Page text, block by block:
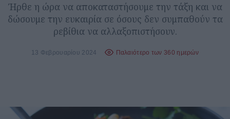
Ήρθε η ώρα να αποκαταστήσουμε την τάξη και να
δώσουμε την ευκαιρία σε όσους δεν συμπαθούν τα
ρεβίθια να αλλαξοπιστήσουν.
13 Φεβρουαρίου 2024 Παλαιότερο των 360 ημερών